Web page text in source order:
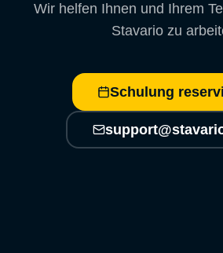
Wir helfen Ihnen und Ihrem
Stavario zu
Schulung